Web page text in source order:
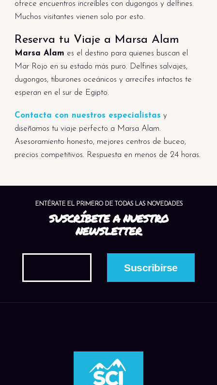
ofrece encuentros increíbles con dugongos y delfines.
Muchos visitantes vienen solo por esto.
Reserva tu Viaje a Marsa Alam
Marsa Alam es el destino para quienes buscan el
Mar Rojo en su estado más puro. Delfines salvajes,
dugongos, tiburones oceánicos y arrecifes intactos te
esperan en el sur de Egipto.
Contacta con nuestros especialistas y
diseñamos tu viaje perfecto a Marsa Alam.
Asesoramiento honesto, mejores centros de buceo,
precios competitivos. Respuesta en menos de 24 horas.
ENTÉRATE EL PRIMERO DE TODAS LAS NOVEDADES
SUSCRÍBETE A NUESTRO
NEWSLETTER